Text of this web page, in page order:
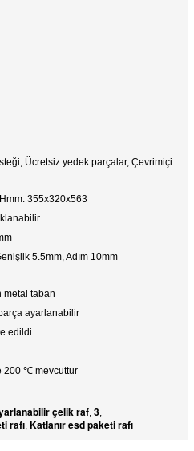
Ücretsiz yedek parçalar, Çevrimiçi
355x320x563
5.5mm, Adım 10mm
metal taban
ayarlanabilir
edildi
℃ mevcuttur
çelik raf, 3,
rafı, Katlanır esd paketi rafı